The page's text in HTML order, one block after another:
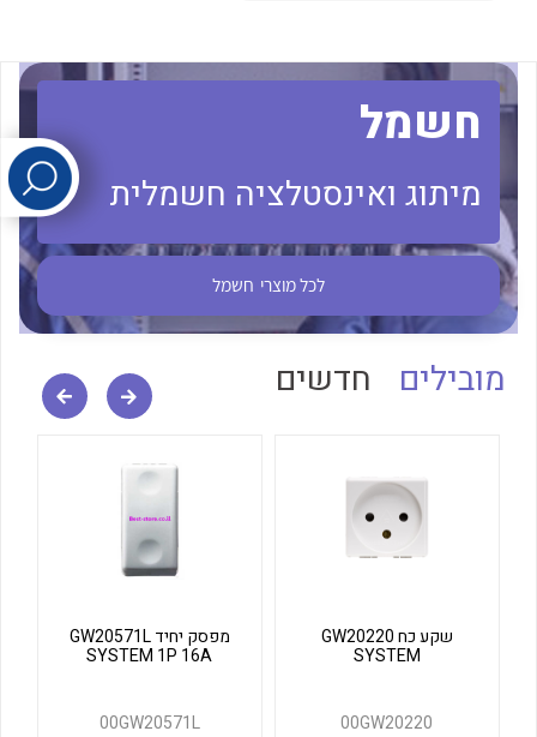
לכל מוצרי היצרן לכל מוצרי היצרן
לכל מוצרי היצרן לכל מוצרי היצרן
חשמל
מיתוג ואינסטלציה חשמלית
לכל מוצרי חשמל
מובילים חדשים
שקע כח GW20220
SYSTEM
00GW20220
מפסק יחיד GW20571L
SYSTEM 1P 16A
00GW20571L